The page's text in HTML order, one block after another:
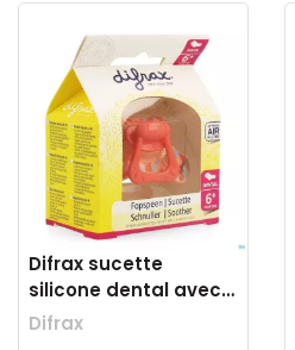
Difrax sucette
silicone dental avec
anneau +6m 800
Difrax